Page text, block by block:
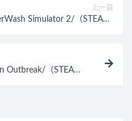
上一篇
Simulator 2/（STEAM:
Outbreak/（STEAM: